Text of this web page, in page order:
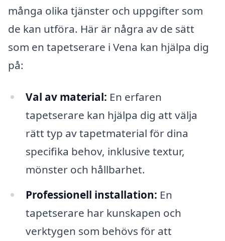
många olika tjänster och uppgifter som
de kan utföra. Här är några av de sätt
som en tapetserare i Vena kan hjälpa dig
på:
Val av material: En erfaren
tapetserare kan hjälpa dig att välja
rätt typ av tapetmaterial för dina
specifika behov, inklusive textur,
mönster och hållbarhet.
Professionell installation: En
tapetserare har kunskapen och
verktygen som behövs för att